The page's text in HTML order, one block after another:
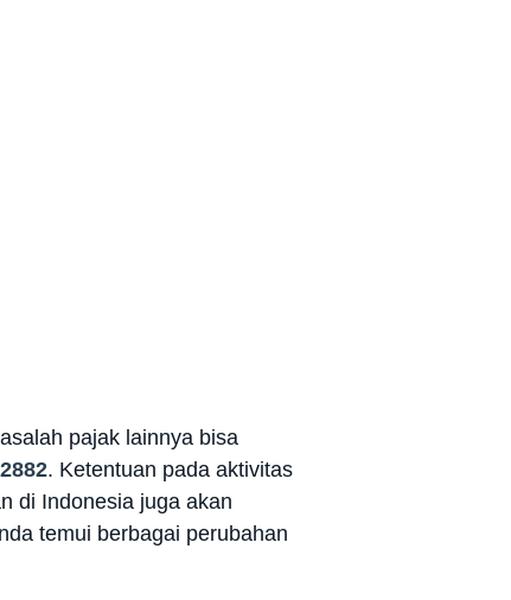
pajak lainnya bisa
. Ketentuan pada aktivitas
di Indonesia juga akan
temui berbagai perubahan